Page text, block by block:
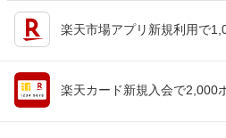
楽天市場アプリ新規利用で
楽天カード新規入会で2,000